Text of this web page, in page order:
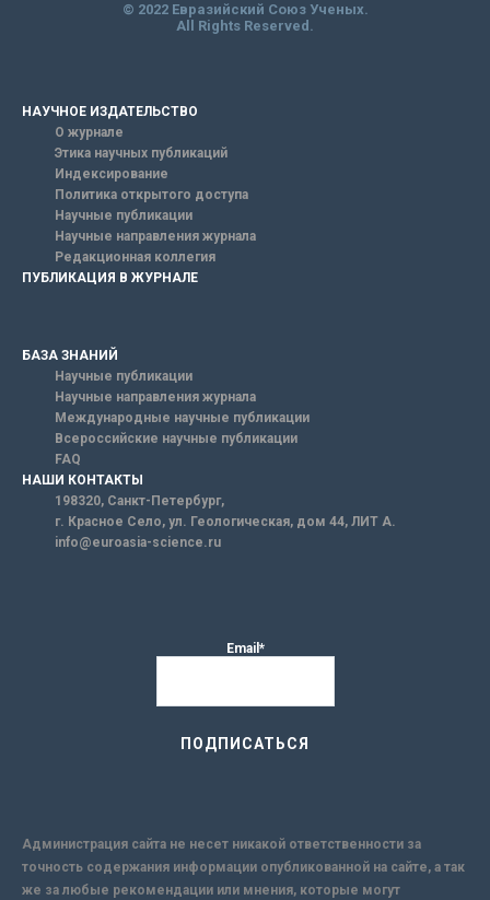
© 2022 Евразийский Союз Ученых.
All Rights Reserved.
НАУЧНОЕ ИЗДАТЕЛЬСТВО
О журнале
Этика научных публикаций
Индексирование
Политика открытого доступа
Научные публикации
Научные направления журнала
Редакционная коллегия
ПУБЛИКАЦИЯ В ЖУРНАЛЕ
БАЗА ЗНАНИЙ
Научные публикации
Научные направления журнала
Международные научные публикации
Всероссийские научные публикации
FAQ
НАШИ КОНТАКТЫ
198320, Санкт-Петербург,
г. Красное Село, ул. Геологическая, дом 44, ЛИТ А.
info@euroasia-science.ru
Email*
Администрация сайта не несет никакой ответственности за
точность содержания информации опубликованной на сайте, а так
же за любые рекомендации или мнения, которые могут